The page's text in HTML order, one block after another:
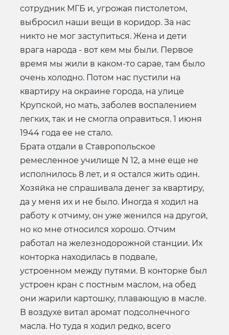
сотрудник МГБ и, угрожая пистолетом,
выбросил наши вещи в коридор. За нас
никто не мог заступиться. Жена и дети
врага народа - вот кем мы были. Первое
время мы жили в каком-то сарае, там было
очень холодно. Потом нас пустили на
квартиру на окраине города, на улице
Крупской, но мать, заболев воспалением
легких, так и не смогла оправиться. 1 июня
1944 года ее не стало.
Брата отдали в Ставропольское
ремесленное училище N 12, а мне еще не
исполнилось 8 лет, и я остался жить один.
Хозяйка не спрашивала денег за квартиру,
да у меня их и не было. Иногда я ходил на
работу к отчиму, он уже женился на другой,
но ко мне относился хорошо. Отчим
работал на железнодорожной станции. Их
конторка находилась в подвале,
устроенном между путями. В конторке был
устроен кран с постным маслом, на обед
они жарили картошку, плавающую в масле.
В воздухе витал аромат подсолнечного
масла. Но туда я ходил редко, всего